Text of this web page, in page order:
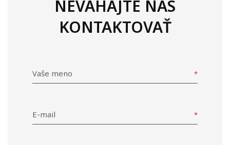
NEVÁHAJTE NÁS
KONTAKTOVAŤ
Vaše meno
E-mail